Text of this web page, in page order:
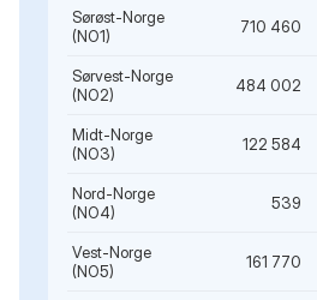
Sørøst-Norge
(NO1)
710 460
Sørvest-Norge
(NO2)
484 002
Midt-Norge
(NO3)
122 584
Nord-Norge
(NO4)
539
Vest-Norge
(NO5)
161 770